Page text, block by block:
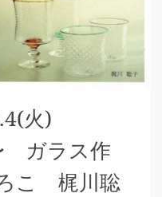
火)
ガラス作
こ 梶川聡